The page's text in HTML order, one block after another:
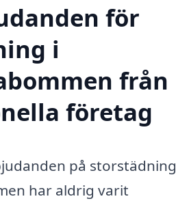
för
i
från
företag
på storstädning
har aldrig varit